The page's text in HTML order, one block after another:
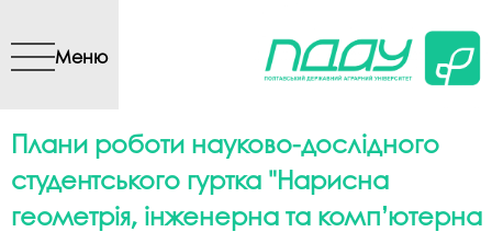
вмісту
Меню
Плани роботи науково-дослідного
студентського гуртка "Нарисна
геометрія, інженерна та комп’ютерна